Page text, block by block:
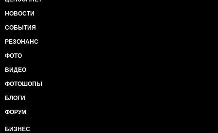
НОВОСТИ
СОБЫТИЯ
РЕЗОНАНС
ФОТО
ВИДЕО
ФОТОШОПЫ
БЛОГИ
ФОРУМ
БИЗНЕС